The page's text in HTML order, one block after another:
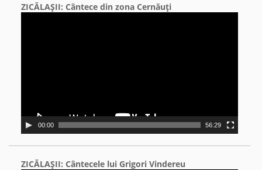
ZICĂLAŞII: Cântece din zona Cernăuţi
00:00 56:29
ZICĂLAŞII: Cântecele lui Grigori Vindereu